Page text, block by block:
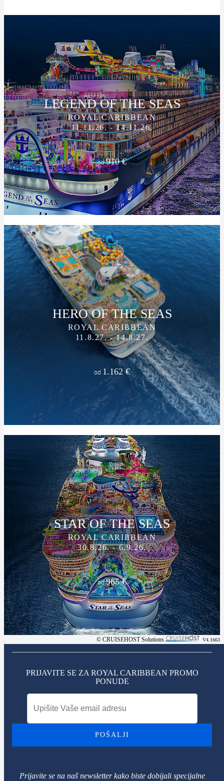
LEGEND OF THE SEAS
ROYAL CARIBBEAN
11.11.26. - 14.11.26.
od910 €
HERO OF THE SEAS
ROYAL CARIBBEAN
11.8.27. - 14.8.27.
od 1.162 €
STAR OF THE SEAS
ROYAL CARIBBEAN
30.8.26. - 6.9.26.
od965 €
© CRUISEHOST Solutions V4.1663
PRIJAVITE SE ZA ROYAL CARIBBEAN PROMO
PONUDE
POŠALJI
Prijavite se na naš newsletter kako biste dobijali specijalne